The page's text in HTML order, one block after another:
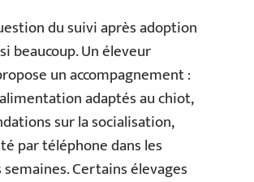
du suivi après adoption
beaucoup. Un éleveur
un accompagnement :
adaptés au chiot,
sur la socialisation,
par téléphone dans les
Certains élevages